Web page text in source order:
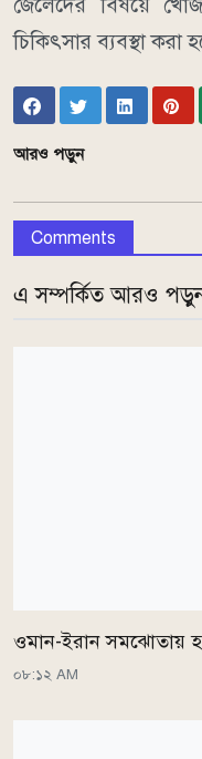
চিকিৎসার ব্যবস্থা করা
আরও পড়ুন
Comments
এ সম্পর্কিত আরও
ওমান-ইরান সমঝোতায়
০৮:১২ AM